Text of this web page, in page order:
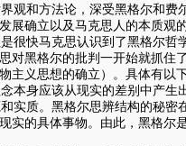
观和方法论，深受黑格尔和费
展确立以及马克思人的本质观
快马克思认识到了黑格尔哲
对黑格尔的批判一开始就抓
主义思想的确立）。具体有以
身应该从现实的差别中产生
质。黑格尔思辨结构的秘密
实的具体事物。由此，黑格